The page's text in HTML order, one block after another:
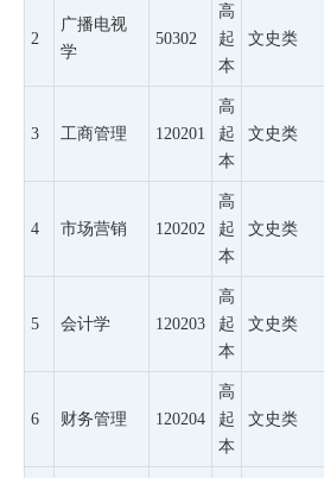
2
广播电视
学
50302
高
起
本
文史类
3 工商管理 120201
高
起
本
文史类
4 市场营销 120202
高
起
本
文史类
5 会计学 120203
高
起
本
文史类
6 财务管理 120204
高
起
本
文史类